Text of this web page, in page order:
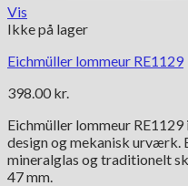
Vis
Ikke på lager
Eichmüller lommeur RE1129
398.00 kr.
Eichmüller lommeur
design og mekanisk urværk.
mineralglas og traditionelt
47 mm.